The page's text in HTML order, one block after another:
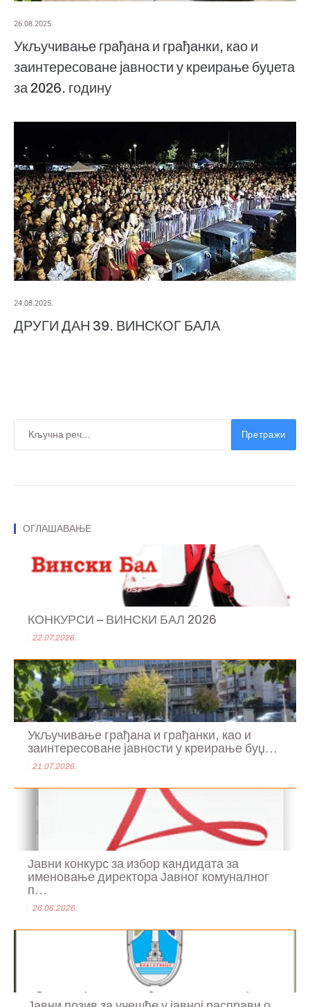
26.08.2025.
Укључивање грађана и грађанки, као и
заинтересоване јавности у креирање буџета
за 2026. годину
24.08.2025.
ДРУГИ ДАН 39. ВИНСКОГ БАЛА
Претражи
ОГЛАШАВАЊЕ
КОНКУРСИ – ВИНСКИ БАЛ 2026
22.07.2026.
Укључивање грађана и грађанки, као и
заинтересоване јавности у креирање буџ...
21.07.2026.
Јавни конкурс за избор кандидата за
именовање директора Јавног комуналног
п...
26.06.2026.